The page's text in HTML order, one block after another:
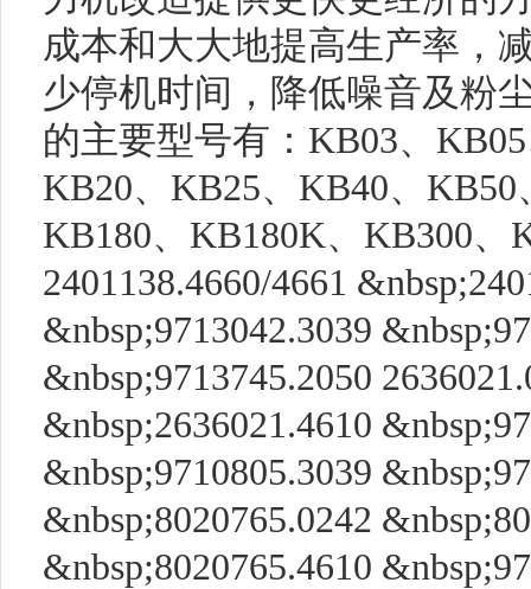
成本和大大地提高生产率，
少停机时间，降低噪音及粉
的主要型号有：KB03、
KB20、KB25、KB40、
KB180、KB180K、KB300
2401138.4660/4661
&nbsp;9713042.3039
&nbsp;9713745.2050
&nbsp;2636021.4610
&nbsp;9710805.3039
&nbsp;8020765.0242
&nbsp;8020765.4610